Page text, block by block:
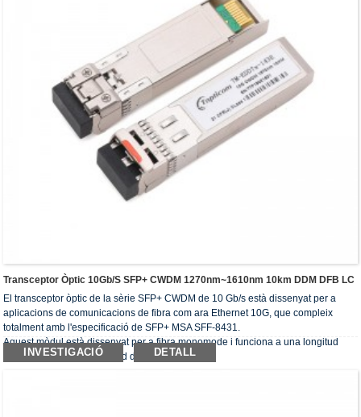
Transceptor Òptic 10Gb/s SFP+ CWDM 1270nm~1610nm 10km DDM DFB LC
El transceptor òptic de la sèrie SFP+ CWDM de 10 Gb/s està dissenyat per a
aplicacions de comunicacions de fibra com ara Ethernet 10G, que compleix
totalment amb l'especificació de SFP+ MSA SFF-8431.
Aquest mòdul està dissenyat per a fibra monomode i funciona a una longitud
d'ona nominal de la longitud d'ona CWDM.
INVESTIGACIÓ DETALL